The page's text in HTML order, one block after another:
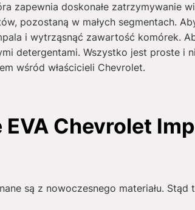
zapewnia doskonałe zatrzymywanie
pozostaną w małych segmentach.
i wytrząsnąć zawartość komórek.
detergentami. Wszystko jest proste i
wśród właścicieli Chevrolet.
Chevrolet
są z nowoczesnego materiału.